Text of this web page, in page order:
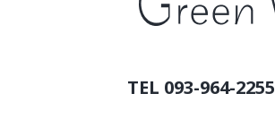
TEL 093-964-2255